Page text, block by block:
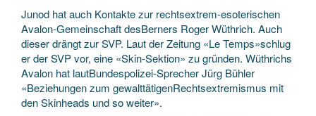
Junod hat auch Kontakte zur rechtsextrem-esoterischen
Avalon-Gemeinschaft desBerners Roger Wüthrich. Auch
dieser drängt zur SVP. Laut der Zeitung «Le Temps»schlug
er der SVP vor, eine «Skin-Sektion» zu gründen. Wüthrichs
Avalon hat lautBundespolizei-Sprecher Jürg Bühler
«Beziehungen zum gewalttätigenRechtsextremismus mit
den Skinheads und so weiter».